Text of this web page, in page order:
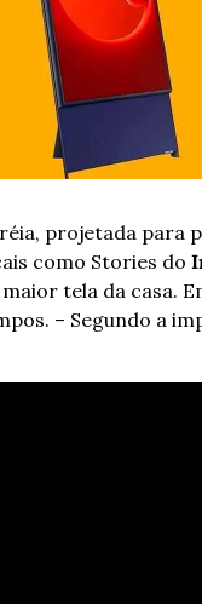
projetada para
como Stories do
tela da casa.
– Segundo a